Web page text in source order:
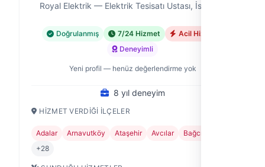
Royal Elektrik — Elektrik Tesisatı Ustası, İstanbul
Doğrulanmış 7/24 Hizmet
Acil Hizmet
Deneyimli
Yeni profil — henüz değerlendirme yok
8 yıl deneyim
HIZMET VERDIĞI İLÇELER
Adalar Arnavutköy Ataşehir Avcılar
Bağcılar
+28